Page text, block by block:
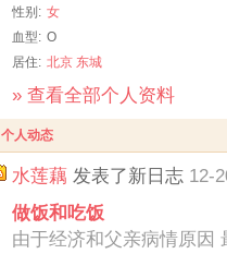
性别: 女
血型: O
居住: 北京 东城
» 查看全部个人资料
个人动态
水莲藕 发表了新日志 12-
做饭和吃饭
由于经济和父亲病情原因